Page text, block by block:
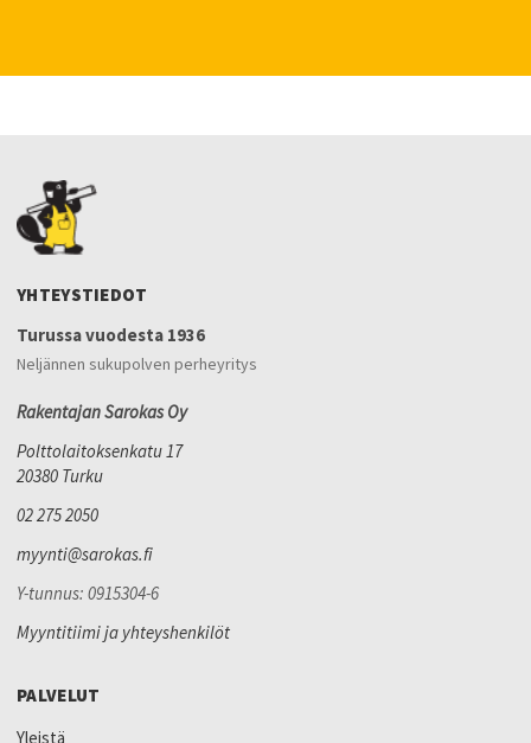
YHTEYSTIEDOT
Turussa vuodesta 1936
Neljännen sukupolven perheyritys
Rakentajan Sarokas Oy
Polttolaitoksenkatu 17
20380 Turku
02 275 2050
myynti@sarokas.fi
Y-tunnus: 0915304-6
Myyntitiimi ja yhteyshenkilöt
PALVELUT
Yleistä